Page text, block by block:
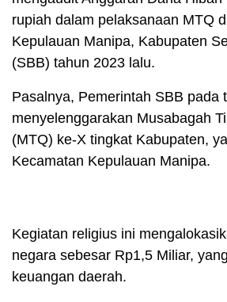
rupiah dalam pelaksanaan MTQ
Kepulauan Manipa, Kabupaten
(SBB) tahun 2023 lalu.
Pasalnya, Pemerintah SBB pada
menyelenggarakan Musabagah
(MTQ) ke-X tingkat Kabupaten,
Kecamatan Kepulauan Manipa.
Kegiatan religius ini
negara sebesar Rp1,5 Miliar,
keuangan daerah.